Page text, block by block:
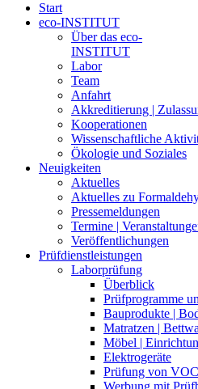
Start
eco-INSTITUT
Über das eco-
INSTITUT
Labor
Team
Anfahrt
Akkreditierung |
Kooperationen
Wissenschaftliche
Ökologie und Soziales
Neuigkeiten
Aktuelles
Aktuelles zu
Pressemeldungen
Termine |
Veröffentlichungen
Prüfdienstleistungen
Laborprüfung
Überblick
Prüfprogramme
Bauprodukte |
Matratzen |
Möbel |
Elektrogeräte
Prüfung von
Werbung mit